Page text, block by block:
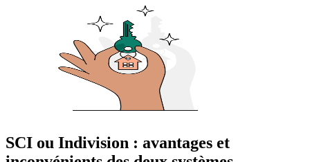
SCI ou Indivision : avantages et